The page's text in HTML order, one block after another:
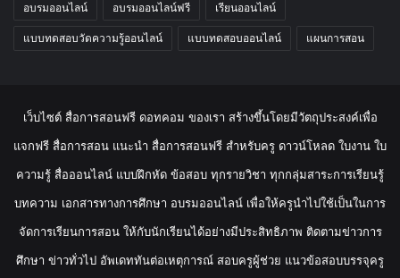
อบรมออนไลน์ อบรมออนไลน์ฟรี เรียนออนไลน์
แบบทดสอบวัดความรู้ออนไลน์ แบบทดสอบออนไลน์ แผนการสอน
เว็บไซต์ สื่อการสอนฟรี ดอทคอม ของเรา สร้างขึ้นโดยมีวัตถุประสงค์เพื่อ
แจกฟรี สื่อการสอน แนะนำ สื่อการสอนฟรี สำหรับครู ดาวน์โหลด ใบงาน ใบ
ความรู้ สื่อออนไลน์ แบบฝึกหัด ข้อสอบ ทุกรายวิชา ทุกกลุ่มสาระการเรียนรู้
บทความ เอกสารทางการศึกษา อบรมออนไลน์ เพื่อให้ครูนำไปใช้เป็นในการ
จัดการเรียนการสอน ให้กับนักเรียนได้อย่างมีประสิทธิภาพ ติดตามข่าวการ
ศึกษา ข่าวทั่วไป อัพเดททันต่อเหตุการณ์ สอบครูผู้ช่วย แนวข้อสอบบรรจุครู